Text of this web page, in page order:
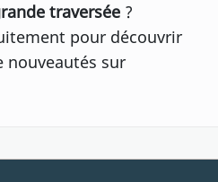
traversée ?
pour découvrir
nouveautés sur